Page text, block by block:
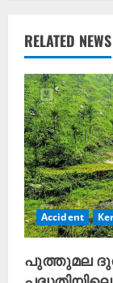
u
e
R
e
a
d
i
n
RELATED NEWS
Accident
പുത്തുമല